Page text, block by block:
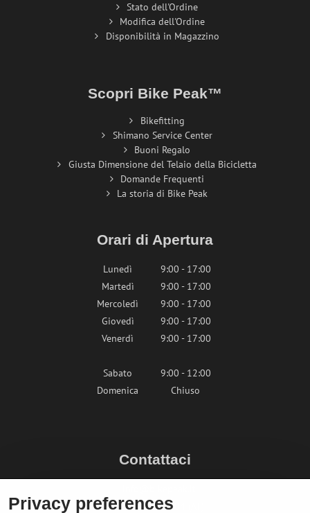
Stato dell'Ordine
Modifica dell'Ordine
Disponibilità in Magazzino
Scopri Bike Peak™
Bikefitting
Shimano Service Center
Buoni Regalo
Giusta Dimensione del Telaio della Bicicletta
Domande Frequenti
La storia di Bike Peak
Orari di Apertura
Lunedì
9:00 - 17:00
Martedì
9:00 - 17:00
Mercoledì
9:00 - 17:00
Giovedì
9:00 - 17:00
Venerdì
9:00 - 17:00
Sabato
9:00 - 12:00
Domenica
Chiuso
Contattaci
+436764858804 (AT)
Privacy preferences